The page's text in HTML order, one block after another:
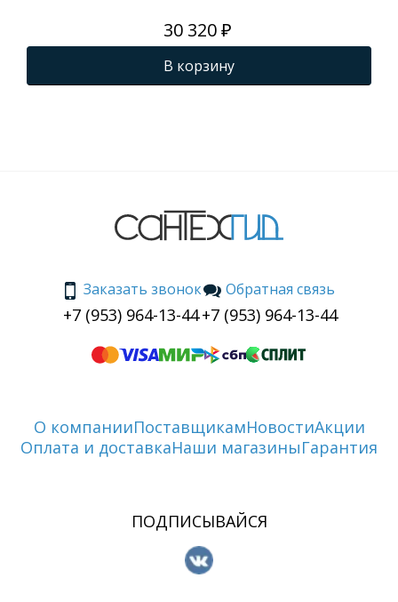
30 320 ₽
В корзину
Заказать звонок
+7 (953) 964-13-44
Обратная связь
+7 (953) 964-13-44
О компанииПоставщикамНовостиАкции
Оплата и доставкаНаши магазиныГарантия
ПОДПИСЫВАЙСЯ